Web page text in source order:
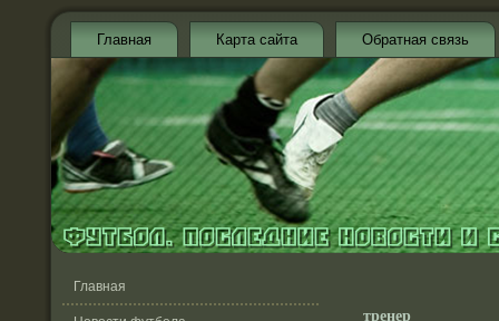
Главная Карта сайта Обратная связь
Главная
тренер